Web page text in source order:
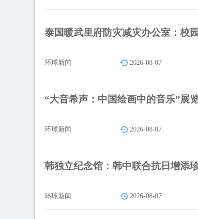
泰国暖武里府防灾减灾办公室：校
环球新闻 2026-08-07
“大音希声：中国绘画中的音乐”展
环球新闻 2026-08-07
韩独立纪念馆：韩中联合抗日增添
环球新闻 2026-08-07